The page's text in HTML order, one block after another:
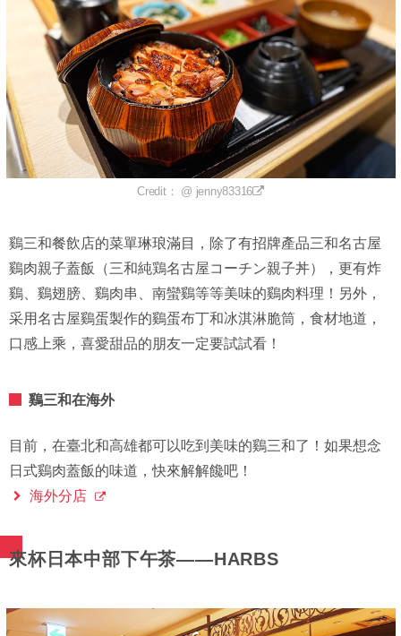
Credit： @ jenny83316
鷄三和餐飲店的菜單琳琅滿目，除了有招牌產品三和名古屋
鷄肉親子蓋飯（三和純鶏名古屋コーチン親子丼），更有炸
鷄、鷄翅膀、鷄肉串、南蠻鷄等等美味的鷄肉料理！另外，
采用名古屋鷄蛋製作的鷄蛋布丁和冰淇淋脆筒，食材地道，
口感上乘，喜愛甜品的朋友一定要試試看！
鷄三和在海外
目前，在臺北和高雄都可以吃到美味的鷄三和了！如果想念
日式鷄肉蓋飯的味道，快來解解饞吧！
海外分店
來杯日本中部下午茶——HARBS